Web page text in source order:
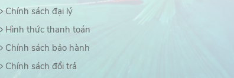
Chính sách đại lý
Hình thức thanh toán
Chính sách bảo hành
Chính sách đổi trả